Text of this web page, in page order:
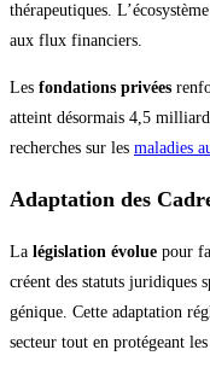
thérapeutiques.
aux flux financiers.
Les fondations privées
atteint désormais 4,5
recherches sur les maladies
Adaptation des
La législation évolue pour
créent des statuts juridiques
génique. Cette adaptation
secteur tout en protégeant